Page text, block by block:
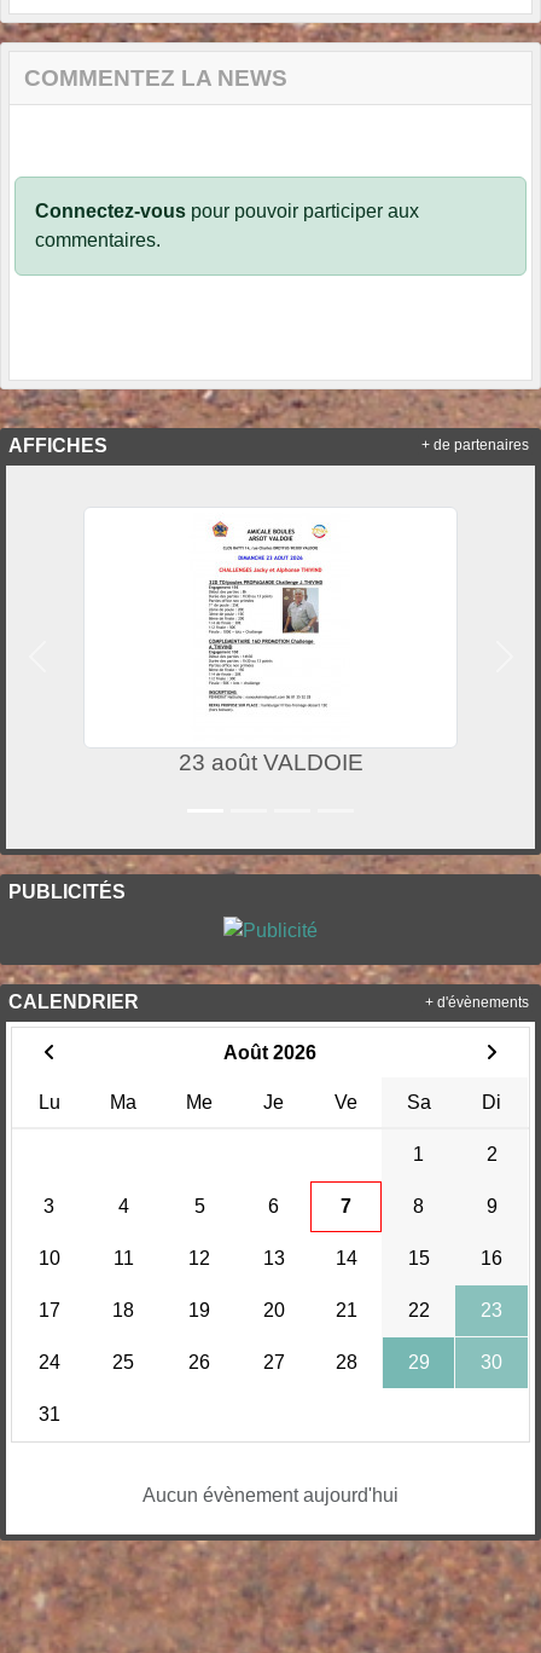
COMMENTEZ LA NEWS
Connectez-vous pour pouvoir participer aux
commentaires.
AFFICHES
23 août VALDOIE
+ de partenaires
PUBLICITÉS
CALENDRIER
Août 2026
Lu Ma Me Je Ve Sa Di
1 2
3 4 5 6 7 8 9
10 11 12 13 14 15 16
17 18 19 20 21 22 23
24 25 26 27 28 29 30
31
Aucun évènement aujourd'hui
+ d'évènements